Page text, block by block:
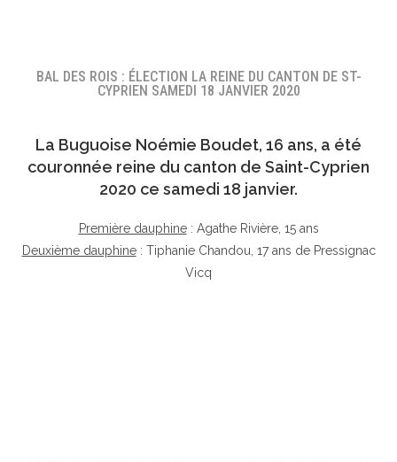
BAL DES ROIS : ÉLECTION LA REINE DU CANTON DE ST-
CYPRIEN SAMEDI 18 JANVIER 2020
La Buguoise Noémie Boudet, 16 ans, a été
couronnée reine du canton de Saint-Cyprien
2020 ce samedi 18 janvier.
Première dauphine: Agathe Rivière, 15 ans
Deuxième dauphine: Tiphanie Chandou, 17 ans de Pressignac
Vicq